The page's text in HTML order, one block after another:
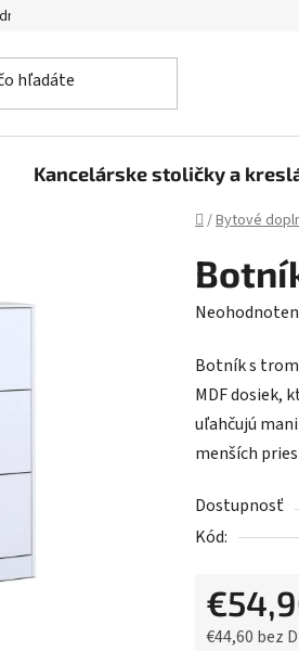
ochrany osobných údajov
Kancelárske stoličky a
Domov
/Bytové
Priemerné
produktu
je
0,0
z
hviezdičiek.
Botník s
MDF dosiek,
uľahčujú
menších
Dostupnosť
Kód:
€44,60 bez